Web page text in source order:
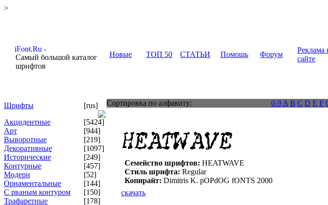
>
Самый большой каталог
шрифтов
Новые ТОП 50 СТАТЬИ Помощь Форум
Реклама
сайте
Шрифты
[rus]
Акцидентные
[5424]
Арт
[944]
Выворотные
[219]
Декоративные
[1097]
Исторические
[249]
Контурные
[457]
Модерн
[52]
Орнаментальные
[144]
С рваным контуром
[150]
Трафаретные
[178]
Сортировка по алфавиту: 0-9 A B C D E F
Семейство шрифтов: HEATWAVE
Стиль шрифта: Regular
Копирайт: Dimitris K. pOPdOG fONTS 2000
скачать